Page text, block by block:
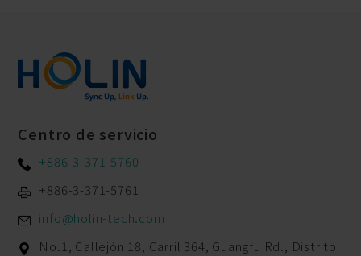
Centro de servicio
+886-3-371-5760
+886-3-371-5761
info@holin-tech.com
No.1, Callejón 18, Carril 364, Guangfu Rd.,
Distrito